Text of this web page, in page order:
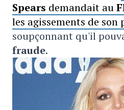
Spears demandait au
les agissements de son
soupçonnant qu'il
fraude.